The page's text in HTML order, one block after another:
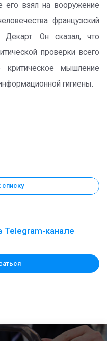
его взял на вооружение
французский
Он сказал, что
проверки всего
мышление
гигиены.
списку
канале